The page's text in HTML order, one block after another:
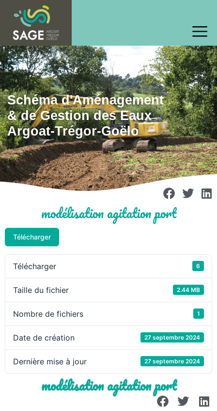
Schéma d'Aménagement
& de Gestion des Eaux
Argoat-Trégor-Goëlo
modélisation agitation port
Télécharger
Télécharger 6
Taille du fichier 2.44 MB
Nombre de fichiers 1
Date de création 27 septembre 2024
Dernière mise à jour 27 septembre 2024
modélisation agitation port